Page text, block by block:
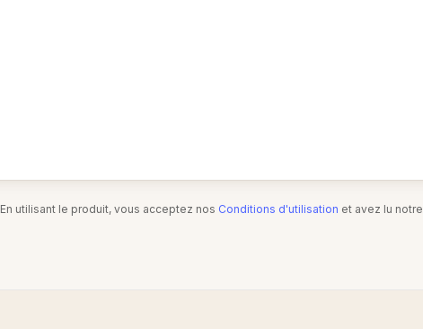
En utilisant le produit, vous acceptez nos Conditions d'utilisation et avez lu notre